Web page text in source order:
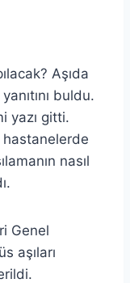
Aşıda
buldu.
yazı gitti.
hastanelerde
nasıl
Genel
aşıları